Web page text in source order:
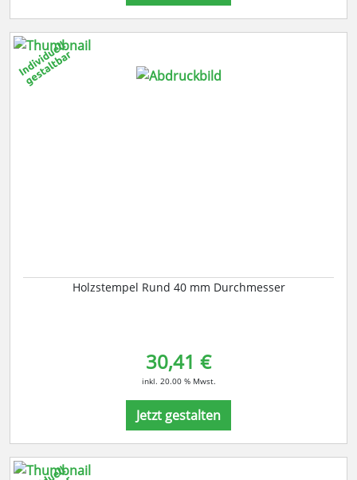
Holzstempel Rund 40 mm Durchmesser
30,41 €
inkl. 20.00 % Mwst.
Jetzt gestalten